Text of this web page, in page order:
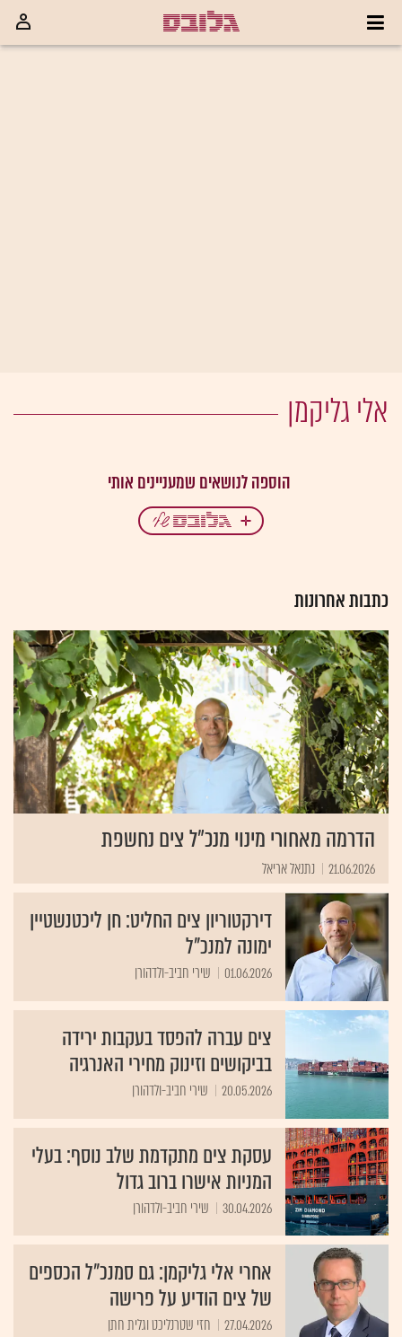
אלי גליקמן
כתבות אחרונות
הדרמה מאחורי מינוי מנכ״ל צים נחשפת
21.06.2026 נתנאל אריאל
דירקטוריון צים החליט: חן ליכטנשטיין
ימונה למנכ"ל
01.06.2026 שירי חביב-ולדהורן
צים עברה להפסד בעקבות ירידה
בביקושים וזינוק מחירי האנרגיה
20.05.2026 שירי חביב-ולדהורן
עסקת צים מתקדמת שלב נוסף: בעלי
המניות אישרו ברוב גדול
30.04.2026 שירי חביב-ולדהורן
אחרי אלי גליקמן: גם סמנכ"ל הכספים
של צים הודיע על פרישה
27.04.2026 חזי שטרנליכט וגלית חתן